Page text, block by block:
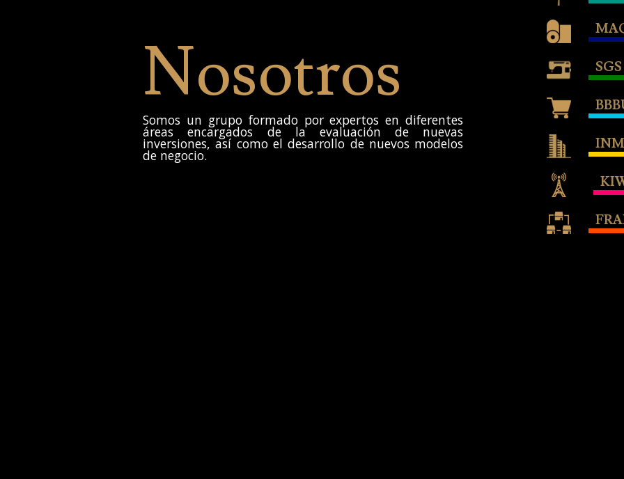
Nosotros
Somos un grupo formado por expertos en diferentes
áreas encargados de la evaluación de nuevas
inversiones, así como el desarrollo de nuevos modelos
de negocio.
SGS